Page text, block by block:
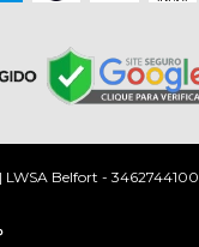
Belfort -